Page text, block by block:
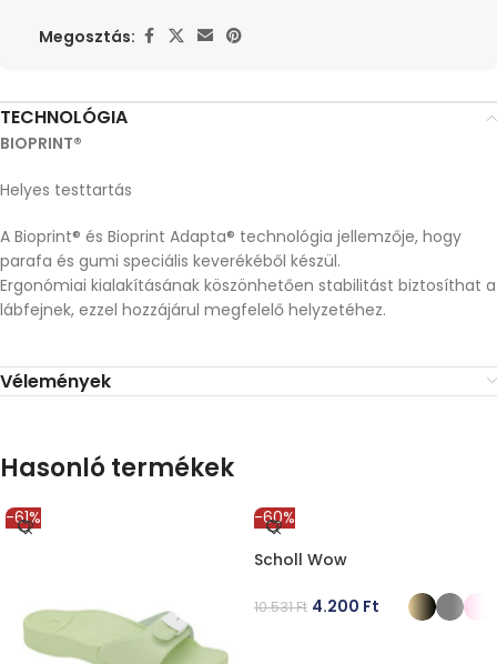
Megosztás:
TECHNOLÓGIA
BIOPRINT®
Helyes testtartás
A Bioprint® és Bioprint Adapta® technológia jellemzője, hogy
parafa és gumi speciális keverékéből készül.
Ergonómiai kialakításának köszönhetően stabilitást biztosíthat a
lábfejnek, ezzel hozzájárul megfelelő helyzetéhez.
Vélemények
Hasonló termékek
-61%
-60%
Scholl Wow
10.531Ft 4.200 Ft